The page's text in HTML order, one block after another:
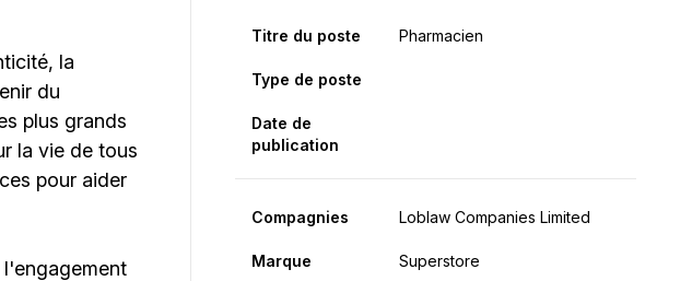
la
du
plus grands
la vie de tous
pour aider
l'engagement
Titre du poste Pharmacien
Type de poste
Date de
publication
Compagnies Loblaw Companies Limited
Marque Superstore